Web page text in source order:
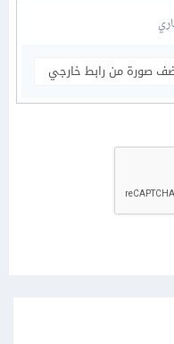
صورة من رابط خارجي